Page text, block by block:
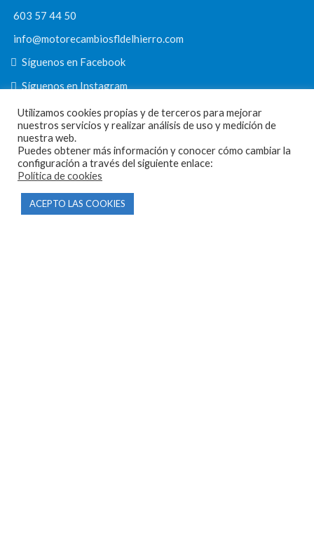
603 57 44 50
info@motorecambiosfldelhierro.com
Síguenos en Facebook
Síguenos en Instagram
NAVEGACIÓN
Inicio
Tienda
Utilizamos cookies propias y de terceros para mejorar
nuestros servicios y realizar análisis de uso y medición de
nuestra web.
Puedes obtener más información y conocer cómo cambiar la
configuración a través del siguiente enlace:
Política de cookies
ACEPTO LAS COOKIES